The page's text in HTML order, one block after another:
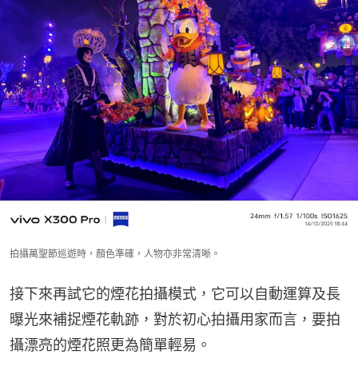
拍攝萬聖節巡遊時，顏色準確，人物亦非常清晰。
接下來再試它的煙花拍攝模式，它可以自動運算及長
曝光來補捉煙花軌跡，對於初心拍攝用家而言，要拍
攝漂亮的煙花照更為簡單輕易。